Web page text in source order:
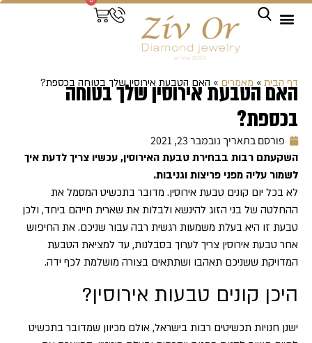
דף הבית » מאמרים » האם הטבעת אירוסין שלך בטוחה בכספת?
האם הטבעת אירוסין שלך בטוחה
בכספת?
פורסם בתאריךנובמבר 23, 2021
השקעתם רבות בבחירת טבעת האירוסין, עכשיו צריך לדעת איך
לשמור עליה מפני פריצות וגניבות.
לא בכל יום קונים טבעת אירוסין. מדובר בתכשיט המסמל את
ההחלטה של בני הזוג להינשא ולבלות את שארית חייהם ביחד, ולכן
טבעת זו היא בעלת משמעות רגשית רבה עבור שניכם. את החיפוש
אחר טבעת אירוסין צריך לערוך בסבלנות, עד למציאת הטבעת
המדויקת ששניכם תאהבו ושתתאים בצורה מושלמת לכף ידה.
היכן קונים טבעות אירוסין?
ישנן חנויות תכשיטים רבות בישראל, אולם מכיוון שמדובר בתכשיט